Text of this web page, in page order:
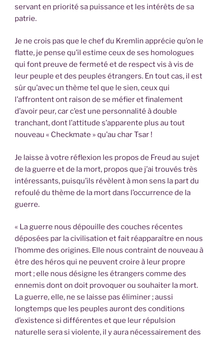
servant en priorité sa puissance et les intérêts de sa
patrie.
Je ne crois pas que le chef du Kremlin apprécie qu’on le
flatte, je pense qu’il estime ceux de ses homologues
qui font preuve de fermeté et de respect vis à vis de
leur peuple et des peuples étrangers. En tout cas, il est
sûr qu’avec un thème tel que le sien, ceux qui
l’affrontent ont raison de se méfier et finalement
d’avoir peur, car c’est une personnalité à double
tranchant, dont l’attitude s’apparente plus au tout
nouveau « Checkmate » qu’au char Tsar !
Je laisse à votre réflexion les propos de Freud au sujet
de la guerre et de la mort, propos que j’ai trouvés très
intéressants, puisqu’ils révèlent à mon sens la part du
refoulé du thème de la mort dans l’occurrence de la
guerre.
« La guerre nous dépouille des couches récentes
déposées par la civilisation et fait réapparaître en nous
l’homme des origines. Elle nous contraint de nouveau à
être des héros qui ne peuvent croire à leur propre
mort ; elle nous désigne les étrangers comme des
ennemis dont on doit provoquer ou souhaiter la mort.
La guerre, elle, ne se laisse pas éliminer ; aussi
longtemps que les peuples auront des conditions
d’existence si différentes et que leur répulsion
naturelle sera si violente, il y aura nécessairement des